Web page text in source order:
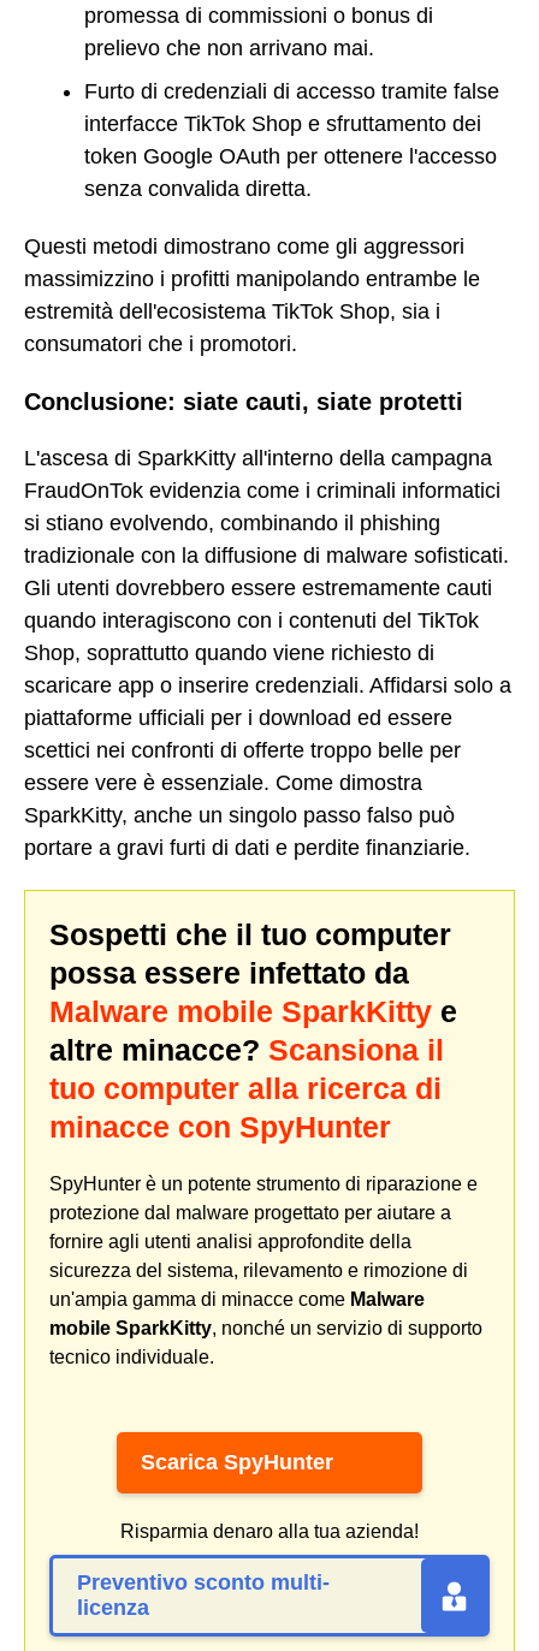
promessa di commissioni o bonus di
prelievo che non arrivano mai.
Furto di credenziali di accesso tramite false
interfacce TikTok Shop e sfruttamento dei
token Google OAuth per ottenere l'accesso
senza convalida diretta.
Questi metodi dimostrano come gli aggressori
massimizzino i profitti manipolando entrambe le
estremità dell'ecosistema TikTok Shop, sia i
consumatori che i promotori.
Conclusione: siate cauti, siate protetti
L'ascesa di SparkKitty all'interno della campagna
FraudOnTok evidenzia come i criminali informatici
si stiano evolvendo, combinando il phishing
tradizionale con la diffusione di malware sofisticati.
Gli utenti dovrebbero essere estremamente cauti
quando interagiscono con i contenuti del TikTok
Shop, soprattutto quando viene richiesto di
scaricare app o inserire credenziali. Affidarsi solo a
piattaforme ufficiali per i download ed essere
scettici nei confronti di offerte troppo belle per
essere vere è essenziale. Come dimostra
SparkKitty, anche un singolo passo falso può
portare a gravi furti di dati e perdite finanziarie.
Sospetti che il tuo computer
possa essere infettato da
Malware mobile SparkKitty e
altre minacce? Scansiona il
tuo computer alla ricerca di
minacce con SpyHunter
SpyHunter è un potente strumento di riparazione e
protezione dal malware progettato per aiutare a
fornire agli utenti analisi approfondite della
sicurezza del sistema, rilevamento e rimozione di
un'ampia gamma di minacce come Malware
mobile SparkKitty, nonché un servizio di supporto
tecnico individuale.
Scarica SpyHunter
Risparmia denaro alla tua azienda!
Preventivo sconto multi-
licenza